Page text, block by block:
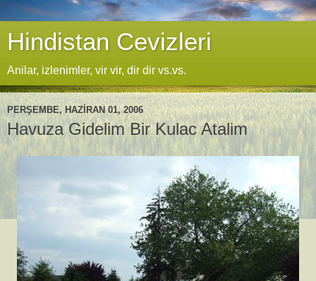
Hindistan Cevizleri
Anilar, izlenimler, vir vir, dir dir vs.vs.
PERŞEMBE, HAZIRAN 01, 2006
Havuza Gidelim Bir Kulac Atalim